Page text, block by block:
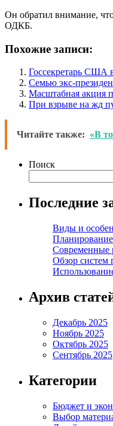
Он обратил внимание,
ОДКБ.
Похожие записи:
Госсекретарь США
Семью экс-
Масштабная акция
При взрыве на жд
Читайте также: «В
Поиск
Последние
Виды и
Современные
Обзор систем
Архив
Декабрь 2025
Ноябрь 2025
Октябрь 2025
Сентябрь 2025
Категории
Бюджет и
Выбор